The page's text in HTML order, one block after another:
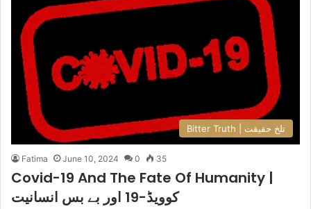
Bitter Truth | تلخ حقیقت
Fatima June 10, 2024 0 35
Covid-19 And The Fate Of Humanity |
کوویڈ-19 اور بے بس انسانیت